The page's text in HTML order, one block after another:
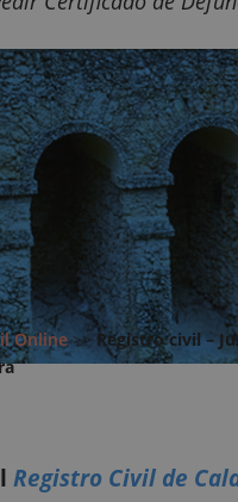
Online>> Registro civil –
Registro Civil de